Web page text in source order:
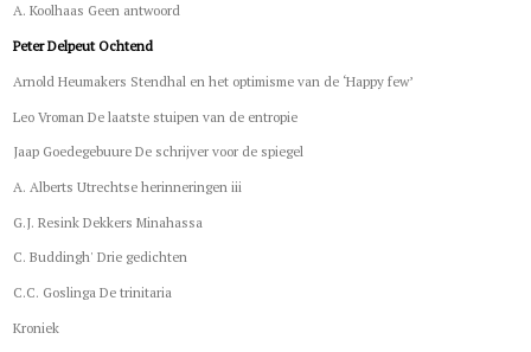
A. Koolhaas Geen antwoord
Peter Delpeut Ochtend
Arnold Heumakers Stendhal en het optimisme van de ‘Happy few’
Leo Vroman De laatste stuipen van de entropie
Jaap Goedegebuure De schrijver voor de spiegel
A. Alberts Utrechtse herinneringen iii
G.J. Resink Dekkers Minahassa
C. Buddingh' Drie gedichten
C.C. Goslinga De trinitaria
Kroniek